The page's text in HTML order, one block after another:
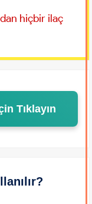
hiçbir ilaç
Tıklayın